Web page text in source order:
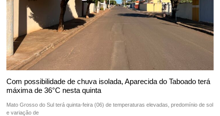
Com possibilidade de chuva isolada, Aparecida do Taboado terá
máxima de 36°C nesta quinta
Mato Grosso do Sul terá quinta-feira (06) de temperaturas elevadas, predomínio de sol
e variação de